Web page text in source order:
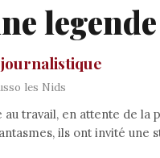
legende
les Nids
travail, en attente de la
ils ont invité